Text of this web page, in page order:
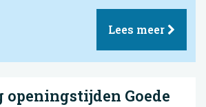
Lees meer
Goede